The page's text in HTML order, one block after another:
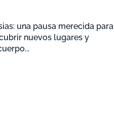
una pausa merecida para
nuevos lugares y